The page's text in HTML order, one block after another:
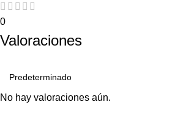
0
Valoraciones
No hay valoraciones aún.